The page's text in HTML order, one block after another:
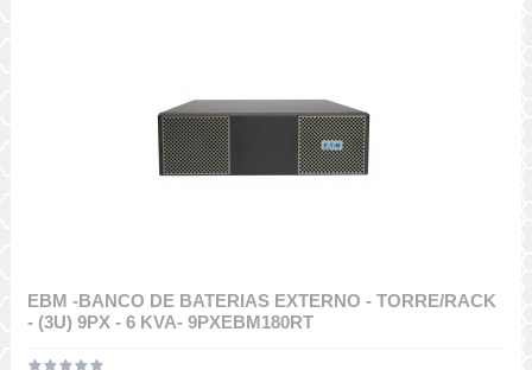
EBM -BANCO DE BATERIAS EXTERNO - TORRE/RACK
- (3U) 9PX - 6 KVA- 9PXEBM180RT